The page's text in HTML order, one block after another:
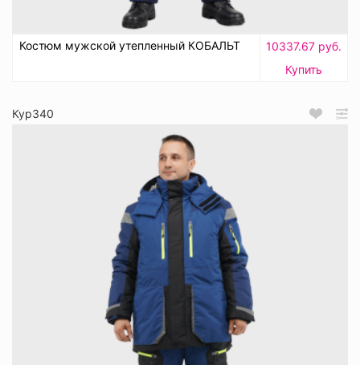
Костюм мужской утепленный КОБАЛЬТ
10337.67 руб.
Купить
Кур340